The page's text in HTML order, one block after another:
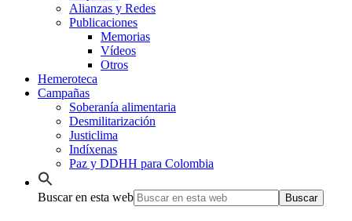
Alianzas y Redes
Publicaciones
Memorias
Vídeos
Otros
Hemeroteca
Campañas
Soberanía alimentaria
Desmilitarización
Justiclima
Indíxenas
Paz y DDHH para Colombia
Buscar en esta web